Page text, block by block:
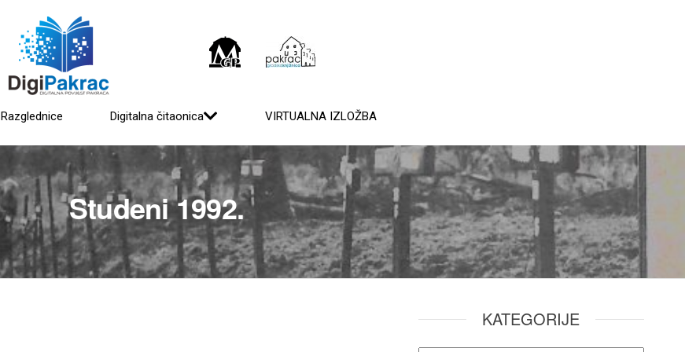
Razglednice Digitalna čitaonica VIRTUALNA IZLOŽBA
Studeni 1992.
KATEGORIJE